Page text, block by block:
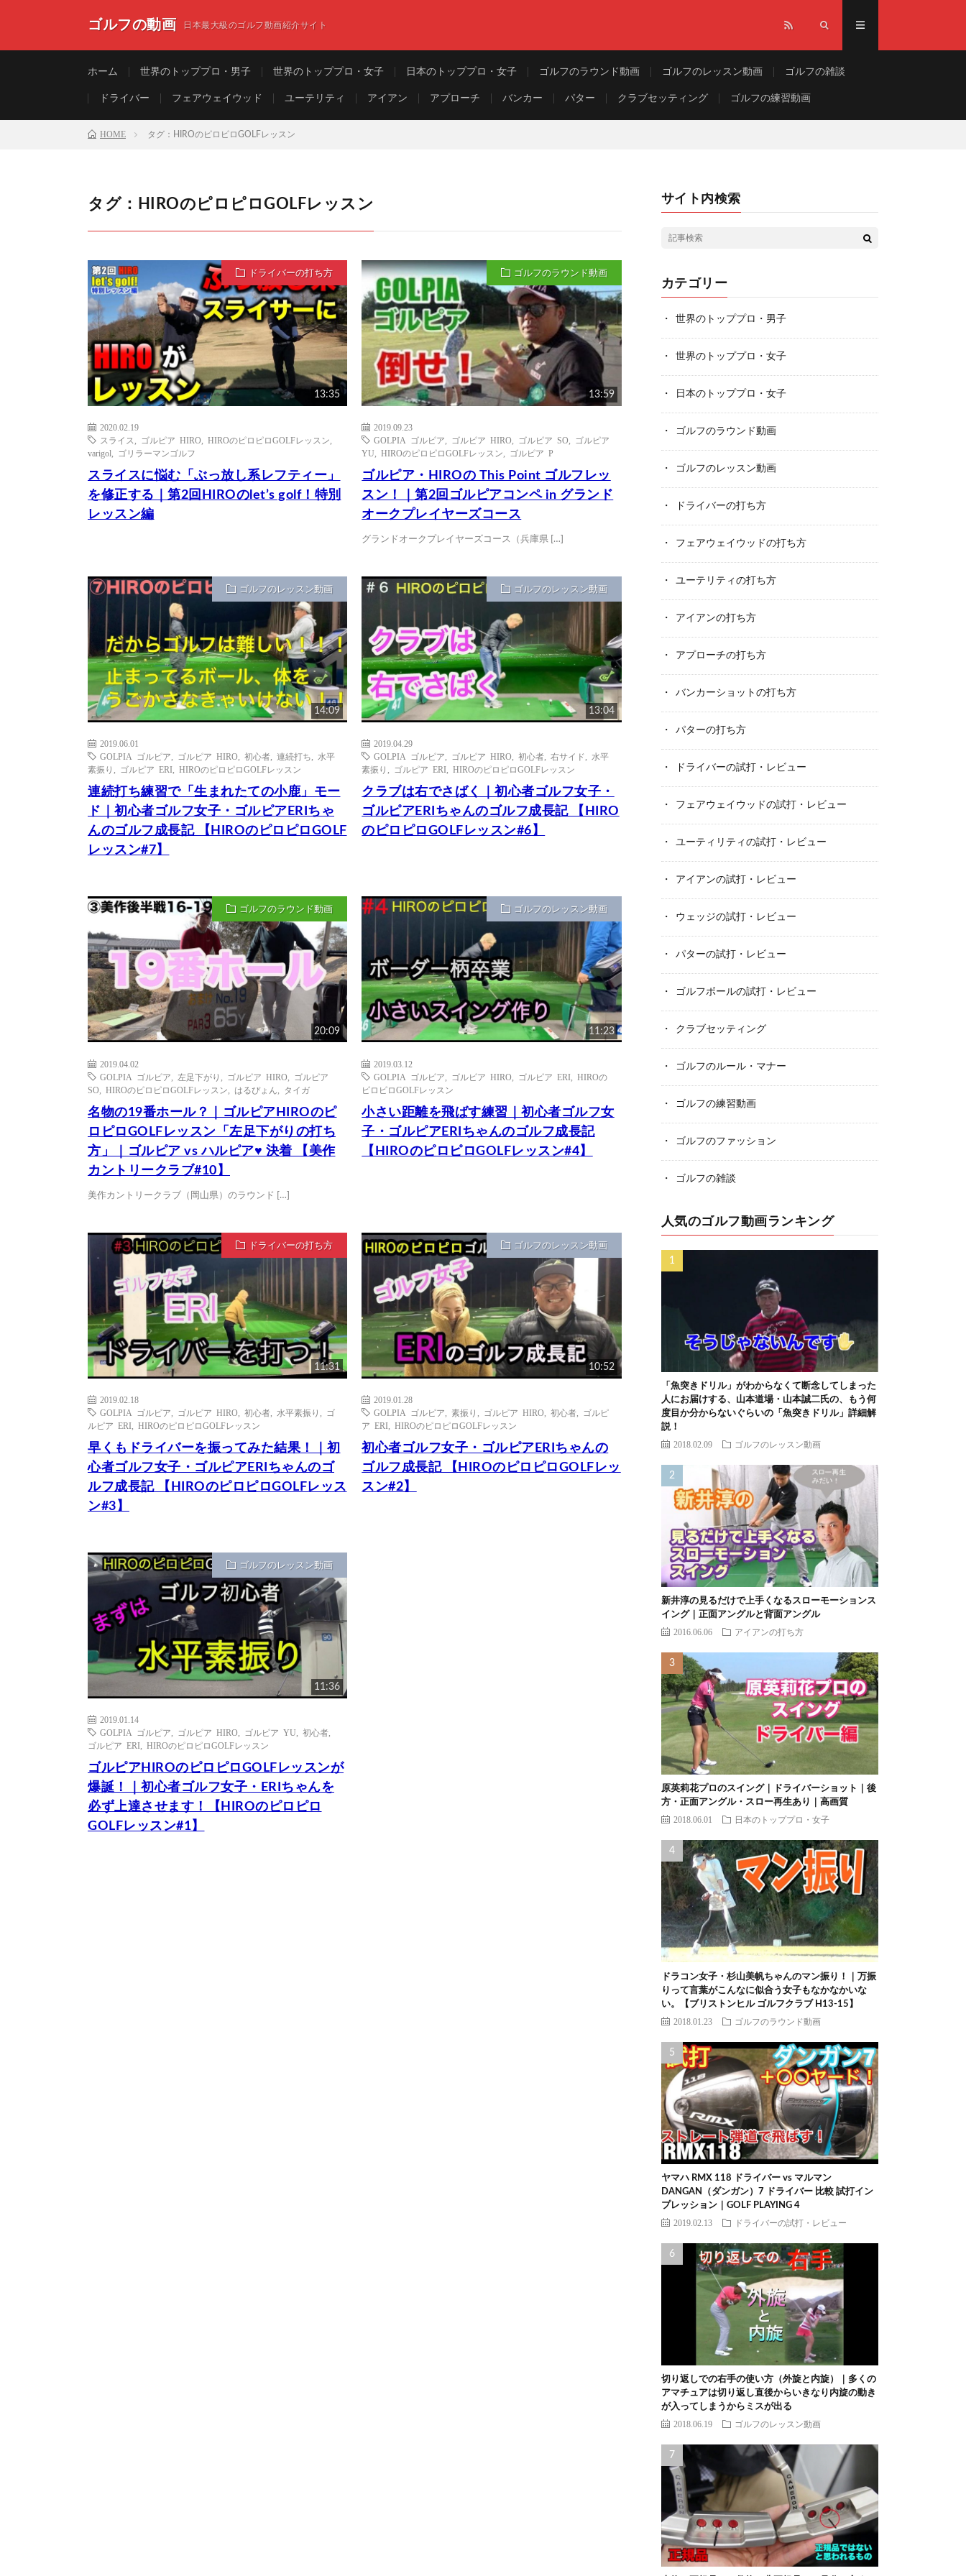
ゴルフの動画 日本最大級のゴルフ動画紹介サイト
ホーム 世界のトッププロ・男子 世界のトッププロ・女子 日本のトッププロ・女子 ゴルフのラウンド動画 ゴルフのレッスン動画 ゴルフの雑談
ドライバー フェアウェイウッド ユーテリティ アイアン アプローチ バンカー パター クラブセッティング ゴルフの練習動画
HOME タグ：HIROのピロピロGOLFレッスン
タグ：HIROのピロピロGOLFレッスン
ドライバーの打ち方
13:35
2020.02.19
スライス
ゴルピア HIRO HIROのピロピロGOLFレッスン
varigol
ゴリラーマンゴルフ
スライスに悩む「ぶっ放し系レフティー」
を修正する｜第2回HIROのlet’s golf！特別
レッスン編
ゴルフのラウンド動画
13:59
2019.09.23
GOLPIA ゴルピア
ゴルピア HIRO ゴルピア SO
ゴルピア
YU
,HIROのピロピロGOLFレッスン ゴルピア P
ゴルピア・HIROの This Point ゴルフレッ
スン！｜第2回ゴルピアコンペ in グランド
オークプレイヤーズコース
グランドオークプレイヤーズコース（兵庫県 […]
ゴルフのレッスン動画
14:09
2019.06.01
GOLPIA ゴルピア
ゴルピア HIRO 初心者 連続打ち
水平
素振り
ゴルピア ERI HIROのピロピロGOLFレッスン
連続打ち練習で「生まれたての小鹿」モー
ド｜初心者ゴルフ女子・ゴルピアERIちゃ
んのゴルフ成長記 【HIROのピロピロGOLF
レッスン#7】
ゴルフのレッスン動画
13:04
2019.04.29
GOLPIA ゴルピア
ゴルピア HIRO ,初心者 ,右サイド ,水平
素振り
ゴルピア ERI ,HIROのピロピロGOLFレッスン
クラブは右でさばく｜初心者ゴルフ女子・
ゴルピアERIちゃんのゴルフ成長記 【HIRO
のピロピロGOLFレッスン#6】
ゴルフのラウンド動画
20:09
2019.04.02
GOLPIA ゴルピア
左足下がり ゴルピア HIRO
ゴルピア
SO
HIROのピロピロGOLFレッスン はるぴょん タイガ
名物の19番ホール？｜ゴルピアHIROのピ
ロピロGOLFレッスン「左足下がりの打ち
方」｜ゴルピア vs ハルピア♥ 決着 【美作
カントリークラブ#10】
美作カントリークラブ（岡山県）のラウンド […]
ゴルフのレッスン動画
11:23
2019.03.12
GOLPIA ゴルピア
ゴルピア HIRO ゴルピア ERI ,HIROの
ピロピロGOLFレッスン
小さい距離を飛ばす練習｜初心者ゴルフ女
子・ゴルピアERIちゃんのゴルフ成長記
【HIROのピロピロGOLFレッスン#4】
ドライバーの打ち方
11:31
2019.02.18
GOLPIA ゴルピア
ゴルピア HIRO 初心者 水平素振り
ゴ
ルピア ERI
HIROのピロピロGOLFレッスン
早くもドライバーを振ってみた結果！｜初
心者ゴルフ女子・ゴルピアERIちゃんのゴ
ルフ成長記 【HIROのピロピロGOLFレッス
ン#3】
ゴルフのレッスン動画
10:52
2019.01.28
GOLPIA ゴルピア
,素振り ゴルピア HIRO ,初心者
ゴルピ
ア ERI ,HIROのピロピロGOLFレッスン
初心者ゴルフ女子・ゴルピアERIちゃんの
ゴルフ成長記 【HIROのピロピロGOLFレッ
スン#2】
ゴルフのレッスン動画
11:36
2019.01.14
GOLPIA ゴルピア
ゴルピア HIRO ゴルピア YU 初心者
ゴルピア ERI
HIROのピロピロGOLFレッスン
ゴルピアHIROのピロピロGOLFレッスンが
爆誕！｜初心者ゴルフ女子・ERIちゃんを
必ず上達させます！【HIROのピロピロ
GOLFレッスン#1】
サイト内検索
カテゴリー
世界のトッププロ・男子
世界のトッププロ・女子
日本のトッププロ・女子
ゴルフのラウンド動画
ゴルフのレッスン動画
ドライバーの打ち方
フェアウェイウッドの打ち方
ユーテリティの打ち方
アイアンの打ち方
アプローチの打ち方
バンカーショットの打ち方
パターの打ち方
ドライバーの試打・レビュー
フェアウェイウッドの試打・レビュー
ユーティリティの試打・レビュー
アイアンの試打・レビュー
ウェッジの試打・レビュー
パターの試打・レビュー
ゴルフボールの試打・レビュー
クラブセッティング
ゴルフのルール・マナー
ゴルフの練習動画
ゴルフのファッション
ゴルフの雑談
人気のゴルフ動画ランキング
「魚突きドリル」がわからなくて断念してしまった
人にお届けする、山本道場・山本誠二氏の、もう何
度目か分からないぐらいの「魚突きドリル」詳細解
説！
2018.02.09 ゴルフのレッスン動画
新井淳の見るだけで上手くなるスローモーションス
イング｜正面アングルと背面アングル
2016.06.06 アイアンの打ち方
原英莉花プロのスイング｜ドライバーショット｜後
方・正面アングル・スロー再生あり｜高画質
2018.06.01 日本のトッププロ・女子
ドラコン女子・杉山美帆ちゃんのマン振り！｜万振
りって言葉がこんなに似合う女子もなかなかいな
い。【ブリストンヒル ゴルフクラブ H13-15】
2018.01.23 ゴルフのラウンド動画
ヤマハ RMX 118 ドライバー vs マルマン
DANGAN（ダンガン）7 ドライバー 比較 試打イン
プレッション｜GOLF PLAYING 4
2019.02.13 ドライバーの試打・レビュー
切り返しでの右手の使い方（外旋と内旋）｜多くの
アマチュアは切り返し直後からいきなり内旋の動き
が入ってしまうからミスが出る
2018.06.19 ゴルフのレッスン動画